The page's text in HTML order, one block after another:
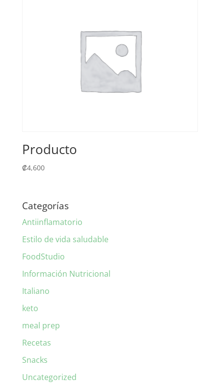
Producto
₡4,600
Categorías
Antiinflamatorio
Estilo de vida saludable
FoodStudio
Información Nutricional
Italiano
keto
meal prep
Recetas
Snacks
Uncategorized